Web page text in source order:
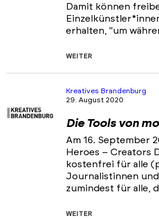
Damit können
erhalten, "um
WEITER
Kreatives Brandenburg
29. August 2020
Die Tools von
Am 16. September
Heroes – Creators
kostenfrei für alle
Journalistinnen
zumindest für alle,
WEITER